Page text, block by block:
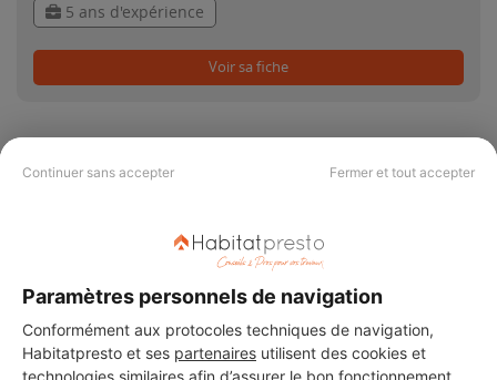
Continuer sans accepter Fermer et tout accepter
Paramètres personnels de navigation
Conformément aux protocoles techniques de navigation,
Habitatpresto et ses partenaires utilisent des cookies et
technologies similaires afin d’assurer le bon fonctionnement
5 ans d'expérience
Voir sa fiche
PAS LE TEMPS DE
CHERCHER ?
Vous souhaitez réaliser des travaux et ne savez quel professionnel
choisir ? Demandez des devis travauxauprès de notre réseau de 5 000
professionnels partout en France.